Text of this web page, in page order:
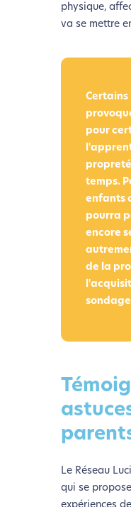
physique,
va se mettre
pour
temps.
enfants
pourra
encore
de la
Le Réseau
qui se